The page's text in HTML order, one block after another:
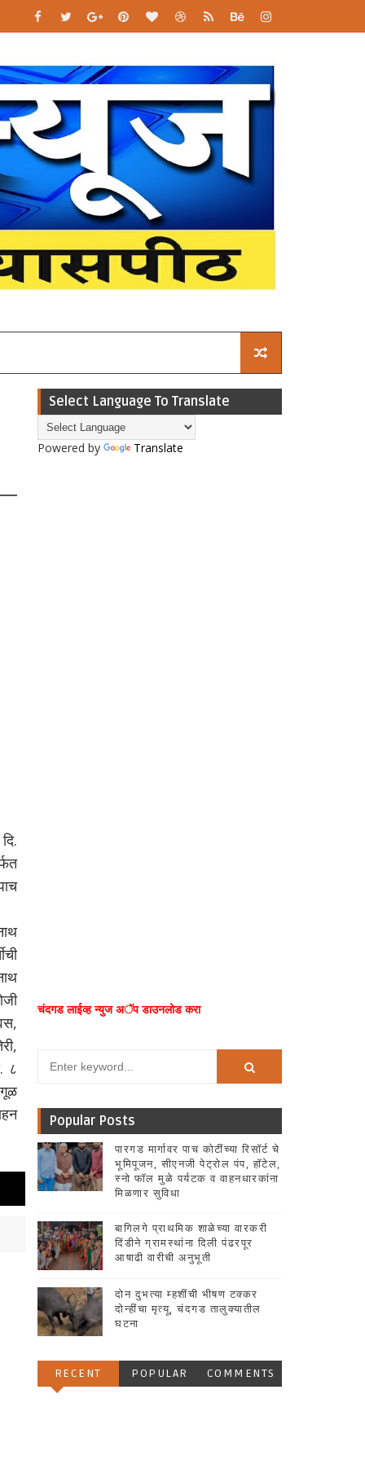
८
Select Language To Translate
Powered by Translate
चंदगड लाईव्ह न्युज अॅप डाउनलोड करा
Popular Posts
पारगड मार्गावर पाच कोटींच्या रिसॉर्ट चे
भूमिपूजन, सीएनजी पेट्रोल पंप, हॉटेल,
स्नो फॉल मुळे पर्यटक व वाहनधारकांना
मिळणार सुविधा
बागिलगे प्राथमिक शाळेच्या वारकरी
दिंडीने ग्रामस्थांना दिली पंढरपूर
आषाढी वारीची अनुभूती
दोन दुभत्या म्हशींची भीषण टक्कर
दोन्हींचा मृत्यू, चंदगड तालुक्यातील
घटना
RECENT POPULAR COMMENTS